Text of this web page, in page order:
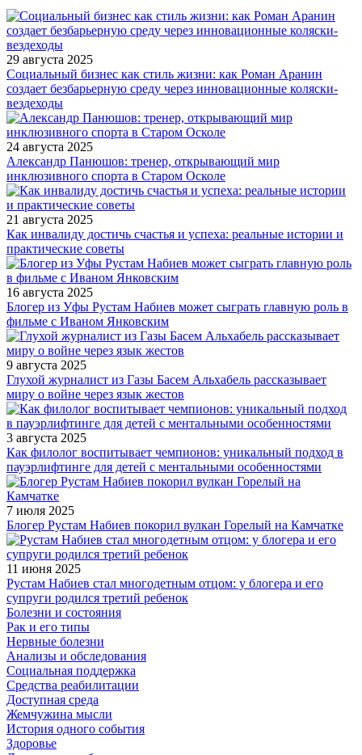
29 августа 2025
Социальный бизнес как стиль жизни: как Роман Аранин
создает безбарьерную среду через инновационные коляски-
вездеходы
24 августа 2025
Александр Панюшов: тренер, открывающий мир
инклюзивного спорта в Старом Осколе
21 августа 2025
Как инвалиду достичь счастья и успеха: реальные истории и
практические советы
16 августа 2025
Блогер из Уфы Рустам Набиев может сыграть главную роль в
фильме с Иваном Янковским
9 августа 2025
Глухой журналист из Газы Басем Альхабель рассказывает
миру о войне через язык жестов
3 августа 2025
Как филолог воспитывает чемпионов: уникальный подход в
пауэрлифтинге для детей с ментальными особенностями
7 июля 2025
Блогер Рустам Набиев покорил вулкан Горелый на Камчатке
11 июня 2025
Рустам Набиев стал многодетным отцом: у блогера и его
супруги родился третий ребенок
Болезни и состояния
Рак и его типы
Нервные болезни
Анализы и обследования
Социальная поддержка
Средства реабилитации
Доступная среда
Жемчужина мысли
История одного события
Здоровье